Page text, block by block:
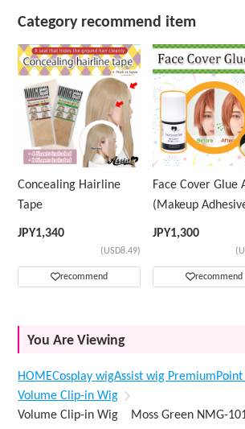
Category recommend item
Concealing Hairline
Tape
JPY1,340
(USD8.49)
recommend
Face Cover Glue
(Makeup
JPY1,300
recommend
You Are Viewing
HOMECosplay wigAssist wig Premium
Volume Clip-in Wig
Volume Clip-in Wig Moss Green NMG-